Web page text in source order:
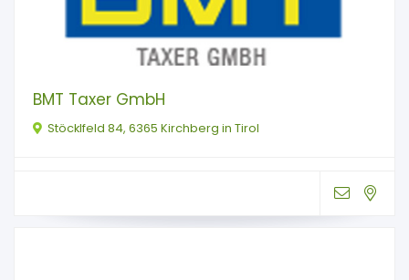
BMT Taxer GmbH
Stöcklfeld 84, 6365 Kirchberg in Tirol